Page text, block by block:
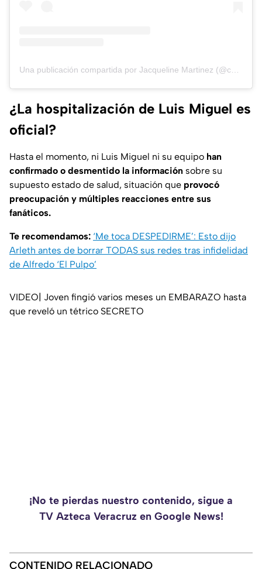
Una publicación compartida por Jacqueline Martinez (@chamonic3)
¿La hospitalización de Luis Miguel es
oficial?
Hasta el momento, ni Luis Miguel ni su equipo han
confirmado o desmentido la información sobre su
supuesto estado de salud, situación que provocó
preocupación y múltiples reacciones entre sus
fanáticos.
Te recomendamos: ‘Me toca DESPEDIRME’: Esto dijo
Arleth antes de borrar TODAS sus redes tras infidelidad
de Alfredo ‘El Pulpo’
VIDEO| Joven fingió varios meses un EMBARAZO hasta
que reveló un tétrico SECRETO
¡No te pierdas nuestro contenido, sigue a
TV Azteca Veracruz en Google News!
CONTENIDO RELACIONADO